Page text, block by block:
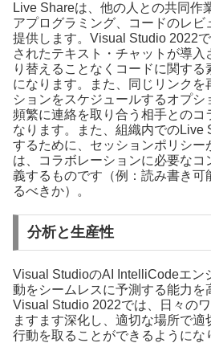
Live Shareは、他の人との共同作
アプログラミング、コードのレビ
提供します。Visual Studio 2022
されたテキスト・チャットが導入
り替えることなくコードに関する
になります。また、同じリンクを
ションをスケジュールするオプシ
頻繁に連絡を取り合う相手とのコ
なります。また、組織内でのLive
するために、セッションポリシー
は、コラボレーションに必要なコ
義するものです（例：読み書き可
るべきか）。
分析と生産性
Visual StudioのAI IntelliCodeエン
動をシームレスに予測する能力を
Visual Studio 2022では、日々の
ますます深化し、適切な場所で
行動を取ることができるようにな